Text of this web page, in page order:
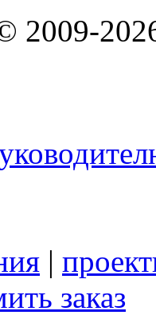
2009-
|
заказ